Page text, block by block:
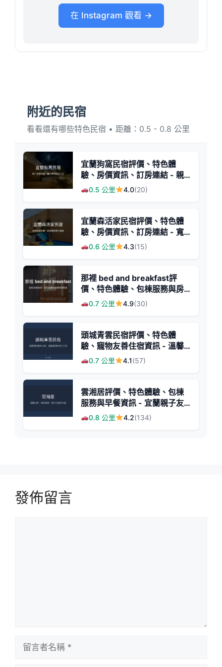
在 Instagram 觀看 →
附近的民宿
看看還有哪些特色民宿 • 距離：0.5 - 0.8 公里
宜蘭狗窩民宿評價、特色體
驗、房價資訊、訂房連結 - 親
子包棟與無人管理特色
0.5 公里 4.0(20)
宜蘭森活家民宿評價、特色體
驗、房價資訊、訂房連結 - 寬
敞舒適與親切服務
0.6 公里 4.3(15)
那裡 bed and breakfast評
價、特色體驗、包棟服務與房
價資訊 - 寵物友善親子包棟民
0.7 公里 4.9(30)
頭城青雲民宿評價、特色體
驗、寵物友善住宿資訊 - 溫馨
親切的宜蘭旅宿
0.7 公里 4.1(57)
雲湘居評價、特色體驗、包棟
服務與早餐資訊 - 宜蘭親子友
善包棟民宿
0.8 公里 4.2(134)
發佈留言